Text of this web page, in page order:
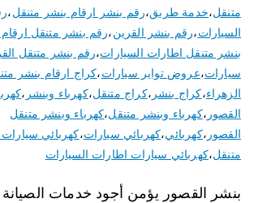
متنقل،خدمة طريق،رقم بنشر ارقام بنشر متنقل،
السيارات،رقم بنشر القرين،رقم بنشر متنقل
بنشر متنقل اطارات السيارات،رقم بنشر متنقل
سيارات،عروض تواير سيارات،كراج ارقام بنشر
الزهراء،كراج بنشر ،كراج متنقل،كهرباء وبنشر ،
القصور ،كهرباء وبنشر متنقل،كهرباء وبنشر متنقل
القصور ،كهربائي،كهربائي سيارات،كهربائي سيارات
متنقل،كهربائي سيارات اطارات السيارات
بنشر القصور يؤمن أجود خدمات الصيانة